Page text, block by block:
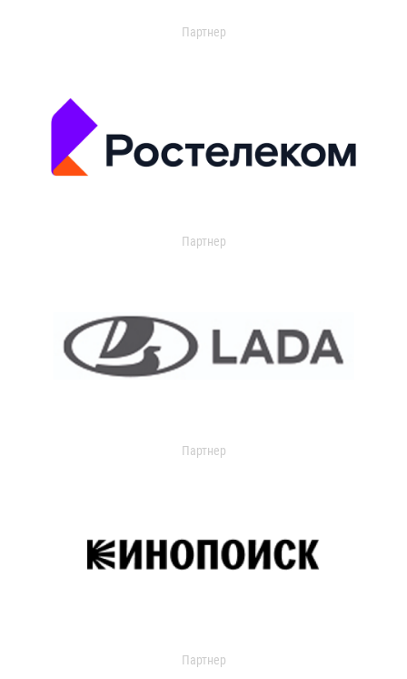
Партнер
Партнер
Партнер
Партнер